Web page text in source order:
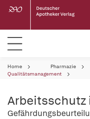
Home Pharmazie
Qualitätsmanagement
Arbeitsschutz